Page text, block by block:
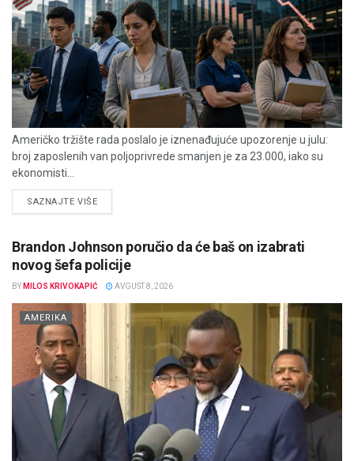
Američko tržište rada poslalo je iznenađujuće upozorenje u julu:
broj zaposlenih van poljoprivrede smanjen je za 23.000, iako su
ekonomisti...
SAZNAJTE VIŠEDETAILS
Brandon Johnson poručio da će baš on izabrati
novog šefa policije
BY MILOS KRIVOKAPIĆ AVGUST 8, 2026
AMERIKA